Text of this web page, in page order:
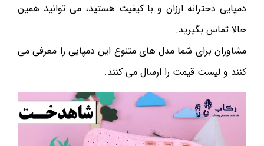
دمپایی دخترانه ارزان و با کیفیت هستید، می توانید همین
حالا تماس بگیرید.
مشاوران برای شما مدل های متنوع این دمپایی را معرفی می
کنند و لیست قیمت را ارسال می کنند.